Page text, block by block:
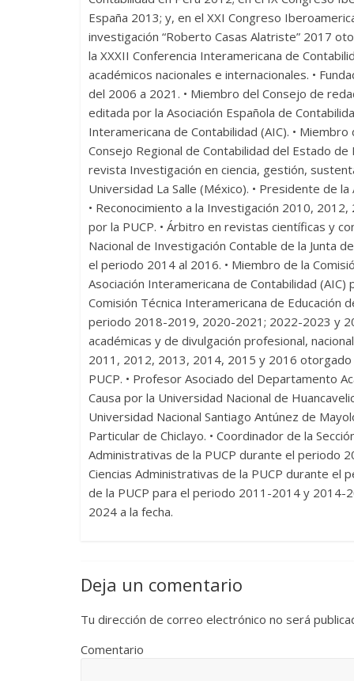
España 2013; y, en el XXI Congreso
investigación “Roberto Casas Alatriste” 2017
la XXXII Conferencia Interamericana de
académicos nacionales e internacionales. •
del 2006 a 2021. • Miembro del Consejo de
editada por la Asociación Española de
Interamericana de Contabilidad (AIC). •
Consejo Regional de Contabilidad del Estado
revista Investigación en ciencia, gestión,
Universidad La Salle (México). • Presidente de
• Reconocimiento a la Investigación 2010,
por la PUCP. • Árbitro en revistas científicas y
Nacional de Investigación Contable de la Junta
el periodo 2014 al 2016. • Miembro de la
Asociación Interamericana de Contabilidad
Comisión Técnica Interamericana de Educación
periodo 2018-2019, 2020-2021; 2022-2023 y
académicas y de divulgación profesional,
2011, 2012, 2013, 2014, 2015 y 2016 otorgado
PUCP. • Profesor Asociado del Departamento
Causa por la Universidad Nacional de
Universidad Nacional Santiago Antúnez de
Particular de Chiclayo. • Coordinador de la
Administrativas de la PUCP durante el periodo
Ciencias Administrativas de la PUCP durante el
de la PUCP para el periodo 2011-2014 y 2014-
2024 a la fecha.
Deja un comentario
Tu dirección de correo electrónico no será
Comentario